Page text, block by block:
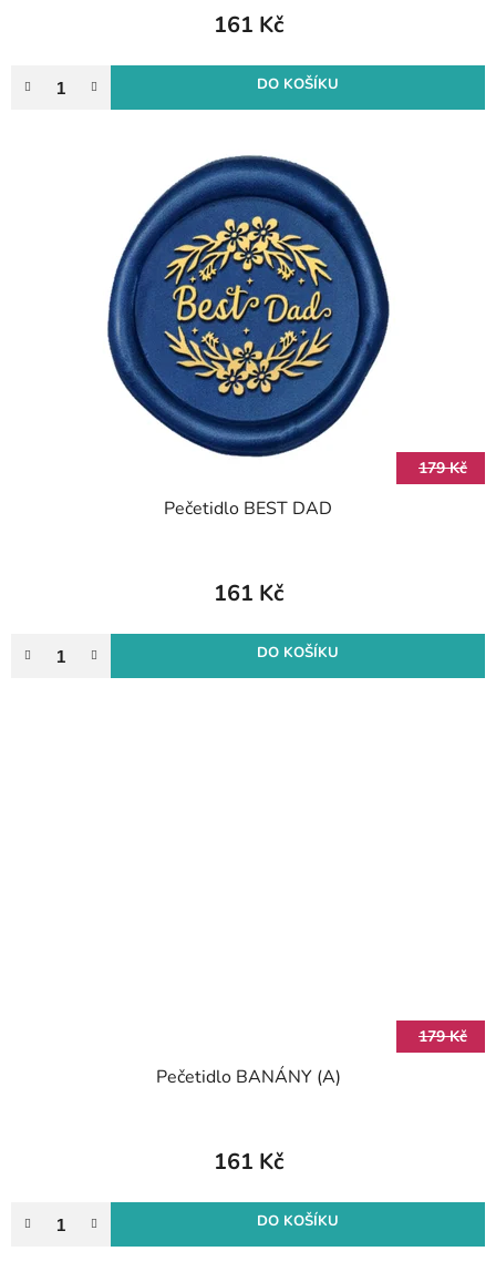
161 Kč
DO KOŠÍKU
179 Kč
Pečetidlo BEST DAD
161 Kč
DO KOŠÍKU
179 Kč
Pečetidlo BANÁNY (A)
161 Kč
DO KOŠÍKU